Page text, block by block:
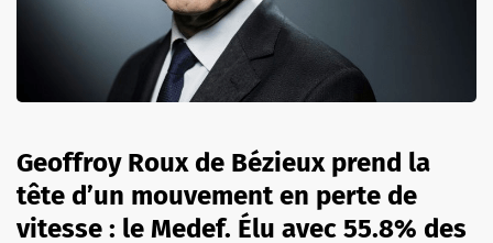
Geoffroy Roux de Bézieux prend la
tête d’un mouvement en perte de
vitesse : le Medef. Élu avec 55.8% des